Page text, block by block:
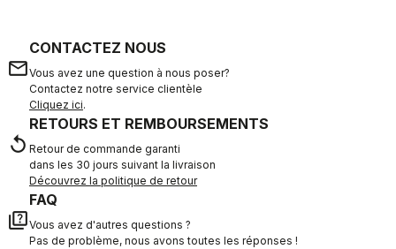
email
CONTACTEZ NOUS
Vous avez une question à nous poser?
Contactez notre service clientèle
Cliquez ici.
replay
RETOURS ET REMBOURSEMENTS
Retour de commande garanti
dans les 30 jours suivant la livraison
Découvrez la politique de retour
quiz
FAQ
Vous avez d'autres questions ?
Pas de problème, nous avons toutes les réponses !